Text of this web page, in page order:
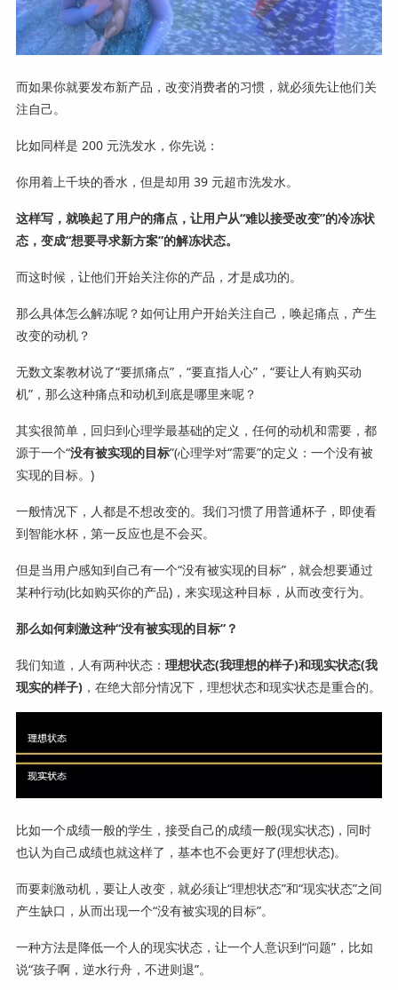
而如果你就要发布新产品，改变消费者的习惯，就必须先让他们关
注自己。
比如同样是 200 元洗发水，你先说：
你用着上千块的香水，但是却用 39 元超市洗发水。
这样写，就唤起了用户的痛点，让用户从“难以接受改变”的冷冻状
态，变成“想要寻求新方案”的解冻状态。
而这时候，让他们开始关注你的产品，才是成功的。
那么具体怎么解冻呢？如何让用户开始关注自己，唤起痛点，产生
改变的动机？
无数文案教材说了“要抓痛点”，“要直指人心”，“要让人有购买动
机”，那么这种痛点和动机到底是哪里来呢？
其实很简单，回归到心理学最基础的定义，任何的动机和需要，都
源于一个“没有被实现的目标”(心理学对“需要”的定义：一个没有被
实现的目标。)
一般情况下，人都是不想改变的。我们习惯了用普通杯子，即使看
到智能水杯，第一反应也是不会买。
但是当用户感知到自己有一个“没有被实现的目标”，就会想要通过
某种行动(比如购买你的产品)，来实现这种目标，从而改变行为。
那么如何刺激这种“没有被实现的目标”？
我们知道，人有两种状态： 理想状态(我理想的样子)和现实状态(我
现实的样子)，在绝大部分情况下，理想状态和现实状态是重合的。
比如一个成绩一般的学生，接受自己的成绩一般(现实状态)，同时
也认为自己成绩也就这样了，基本也不会更好了(理想状态)。
而要刺激动机，要让人改变，就必须让“理想状态”和“现实状态”之间
产生缺口，从而出现一个“没有被实现的目标”。
一种方法是降低一个人的现实状态，让一个人意识到“问题”，比如
说“孩子啊，逆水行舟，不进则退”。